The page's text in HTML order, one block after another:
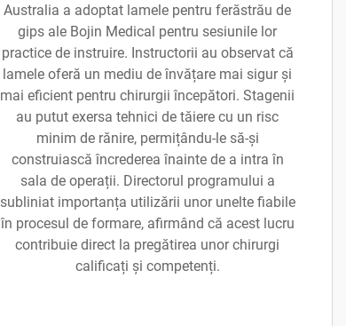
Australia a adoptat lamele pentru ferăstrău de
gips ale Bojin Medical pentru sesiunile lor
practice de instruire. Instructorii au observat că
lamele oferă un mediu de învățare mai sigur și
mai eficient pentru chirurgii începători. Stagenii
au putut exersa tehnici de tăiere cu un risc
minim de rănire, permițându-le să-și
construiască încrederea înainte de a intra în
sala de operații. Directorul programului a
subliniat importanța utilizării unor unelte fiabile
în procesul de formare, afirmând că acest lucru
contribuie direct la pregătirea unor chirurgi
calificați și competenți.